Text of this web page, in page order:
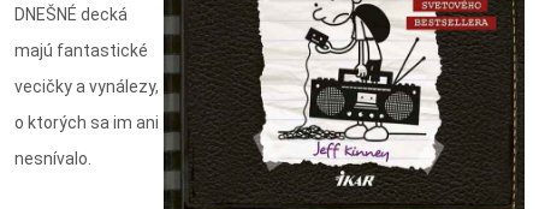
DNEŠNÉ decká
majú fantastické
vecičky a vynálezy,
o ktorých sa im ani
nesnívalo.